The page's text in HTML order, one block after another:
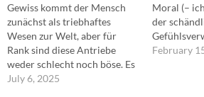
Gewiss kommt der Mensch
zunächst als triebhaftes
Wesen zur Welt, aber für
Rank sind diese Antriebe
weder schlecht noch böse. Es
ist die Naturausstattung des
July 6, 2025
Moral (–
der
scheint
February